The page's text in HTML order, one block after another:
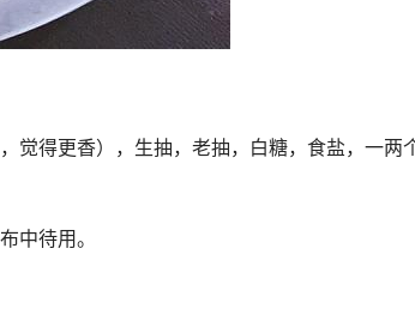
觉得更香），生抽，老抽，白糖，食盐，一两
中待用。